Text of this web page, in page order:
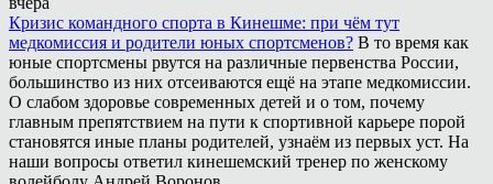
Кризис командного спорта в Кинешме: при чём тут
медкомиссия и родители юных спортсменов? В то время как
юные спортсмены рвутся на различные первенства России,
большинство из них отсеиваются ещё на этапе медкомиссии.
О слабом здоровье современных детей и о том, почему
главным препятствием на пути к спортивной карьере порой
становятся иные планы родителей, узнаём из первых уст. На
наши вопросы ответил кинешемский тренер по женскому